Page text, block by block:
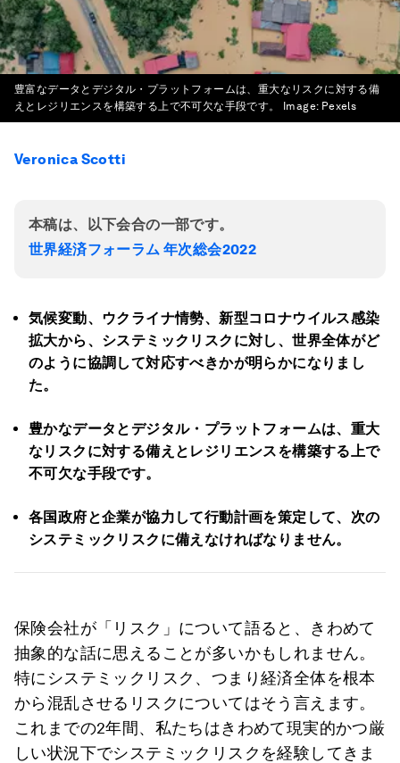
豊富なデータとデジタル・プラットフォームは、重大なリスクに対する備
えとレジリエンスを構築する上で不可欠な手段です。
Image: Pexels
Veronica Scotti
本稿は、以下会合の一部です。
世界経済フォーラム 年次総会2022
気候変動、ウクライナ情勢、新型コロナウイルス感染
拡大から、システミックリスクに対し、世界全体がど
のように協調して対応すべきかが明らかになりまし
た。
豊かなデータとデジタル・プラットフォームは、重大
なリスクに対する備えとレジリエンスを構築する上で
不可欠な手段です。
各国政府と企業が協力して行動計画を策定して、次の
システミックリスクに備えなければなりません。
保険会社が「リスク」について語ると、きわめて
抽象的な話に思えることが多いかもしれません。
特にシステミックリスク、つまり経済全体を根本
から混乱させるリスクについてはそう言えます。
これまでの2年間、私たちはきわめて現実的かつ厳
しい状況下でシステミックリスクを経験してきま